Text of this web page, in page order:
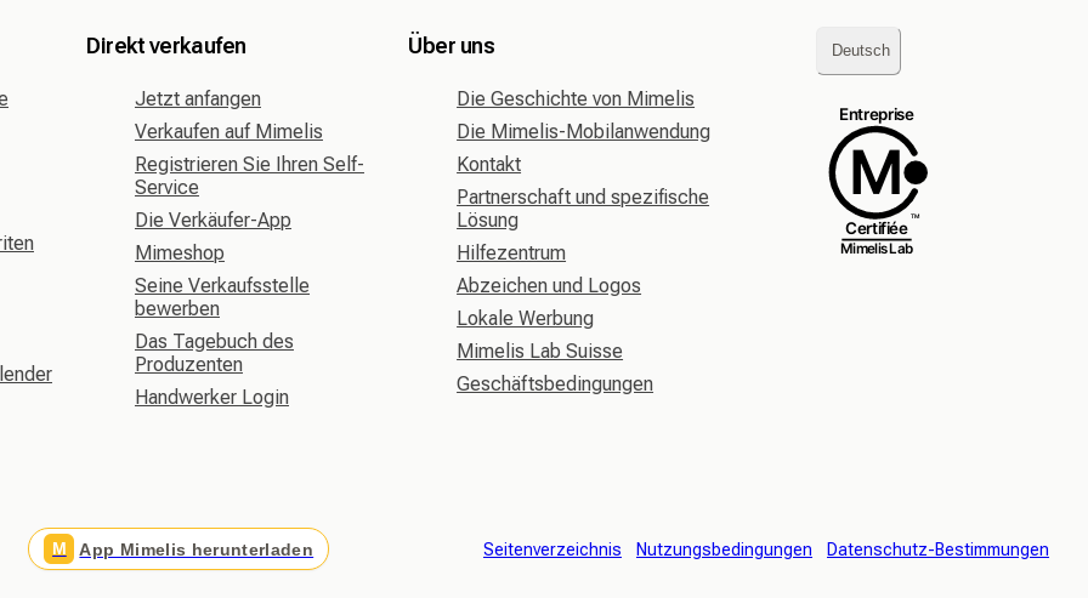
Direkt verkaufen
Jetzt anfangen
Verkaufen auf Mimelis
Registrieren Sie Ihren Self-
Service
Die Verkäufer-App
Mimeshop
Seine Verkaufsstelle
bewerben
Das Tagebuch des
Produzenten
Handwerker Login
Über uns
Die Geschichte von Mimelis
Die Mimelis-Mobilanwendung
Kontakt
Partnerschaft und spezifische
Lösung
Hilfezentrum
Abzeichen und Logos
Lokale Werbung
Mimelis Lab Suisse
Geschäftsbedingungen
Deutsch
M App Mimelis herunterladen Seitenverzeichnis Nutzungsbedingungen Datenschutz-Bestimmungen